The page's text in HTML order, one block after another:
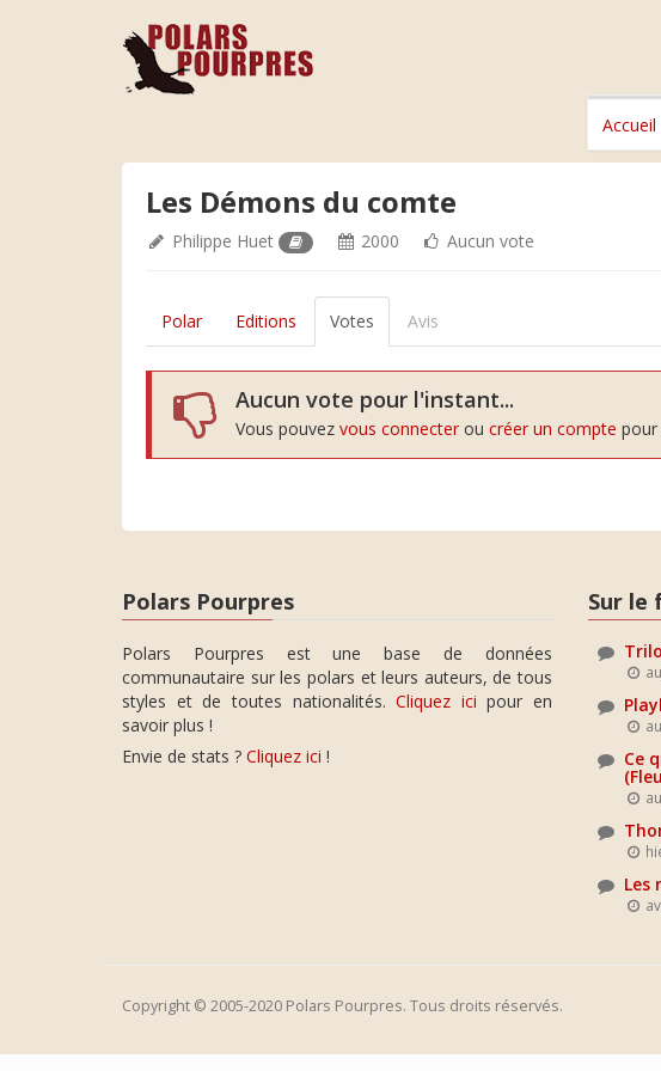
Accueil
Les Démons du comte
Philippe Huet 2000 Aucun vote
Polar Editions Votes Avis
Aucun vote pour l'instant...
Vous pouvez vous connecter ou créer un compte pour
Polars Pourpres
Polars Pourpres est une base de données
communautaire sur les polars et leurs auteurs, de tous
styles et de toutes nationalités.Cliquez ici pour en
savoir plus !
Envie de stats ? Cliquez ici !
Sur le
Ce
Les
Copyright © 2005-2020 Polars Pourpres. Tous droits réservés.